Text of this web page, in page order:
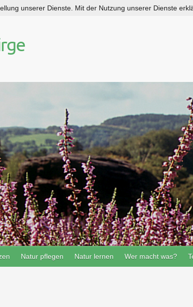
Natur pflegen Natur lernen Wer macht was?
unserer Dienste. Mit der Nutzung unserer Dienste